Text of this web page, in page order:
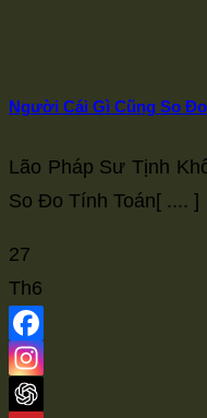
Người Cái Gì Cũng So
Lão Pháp Sư Tịnh
So Đo Tính Toán[ .... ]
27
Th6